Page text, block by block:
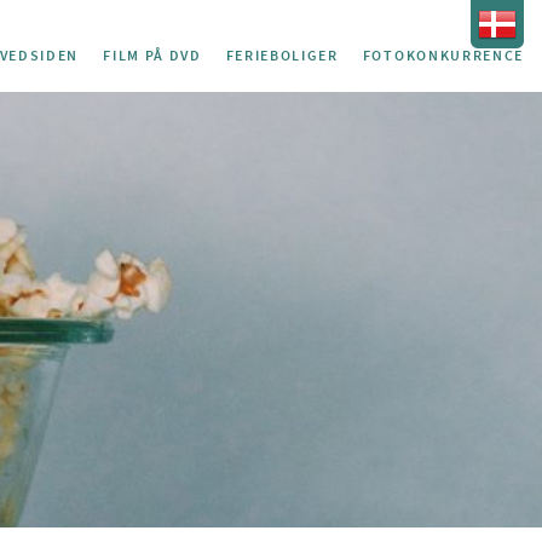
FILM PÅ DVD FERIEBOLIGER FOTOKONKURRENCE